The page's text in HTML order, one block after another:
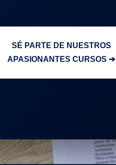
SÉ PARTE DE NUESTROS
APASIONANTES CURSOS ➔